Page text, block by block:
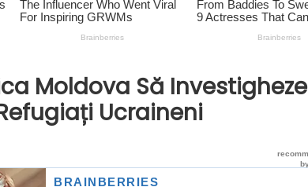
Moldova Să Investigheze
Ucraineni